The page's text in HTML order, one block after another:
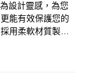
設計靈感，為您
能有效保護您的
用柔軟材質製
意的禮物。讓這